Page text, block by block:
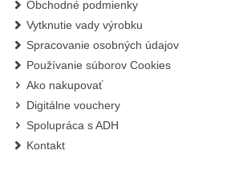
Obchodné podmienky
Vytknutie vady výrobku
Spracovanie osobných údajov
Používanie súborov Cookies
Ako nakupovať
Digitálne vouchery
Spolupráca s ADH
Kontakt